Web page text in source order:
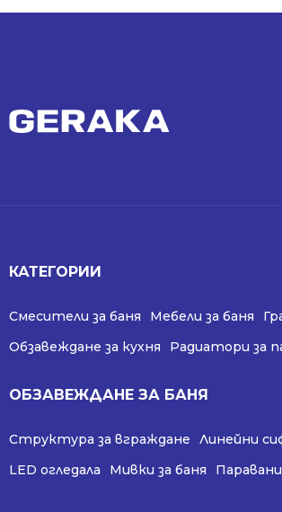
КАТЕГОРИИ
Смесители за баня Мебели за баня
Обзавеждане за кухня
Радиатори за
ОБЗАВЕЖДАНЕ ЗА БАНЯ
Структура за вграждане
Линейни
LED огледала
Мивки за баня